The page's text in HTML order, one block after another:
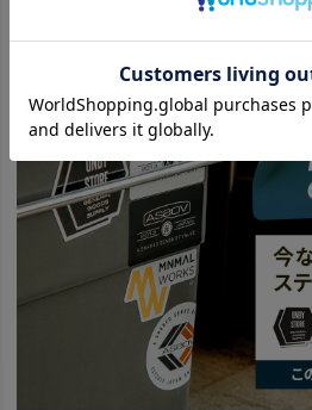
キッチン・インテリア・収納 イ